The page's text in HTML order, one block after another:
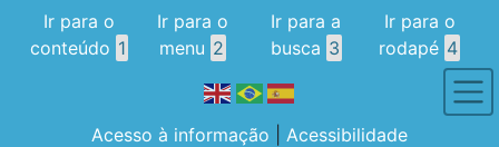
Ir para o
conteúdo 1
Ir para o
menu 2
Ir para a
busca 3
Ir para o
rodapé 4
Acesso à informação Acessibilidade